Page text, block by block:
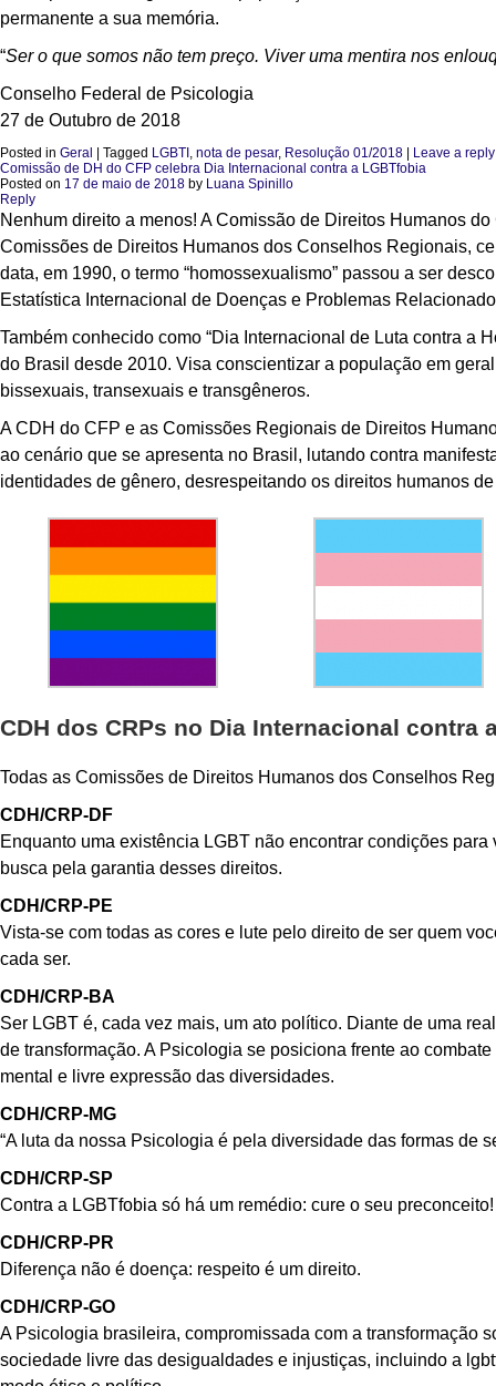
permanente a sua memória.
“Ser o que somos não tem preço. Viver uma mentira nos
Conselho Federal de Psicologia
27 de Outubro de 2018
Posted in Geral Tagged LGBTI , nota de pesar, Resolução 01/2018
Leave a reply
Comissão de DH do CFP celebra Dia Internacional contra a LGBTfobia
Posted on 17 de maio de 2018 by Luana Spinillo
Reply
Nenhum direito a menos! A Comissão de Direitos Humanos
Comissões de Direitos Humanos dos Conselhos Regionais,
data, em 1990, o termo “homossexualismo” passou a ser
Estatística Internacional de Doenças e Problemas
Também conhecido como “Dia Internacional de Luta contra a
do Brasil desde 2010. Visa conscientizar a população em
bissexuais, transexuais e transgêneros.
A CDH do CFP e as Comissões Regionais de Direitos
ao cenário que se apresenta no Brasil, lutando contra
identidades de gênero, desrespeitando os direitos humanos
CDH dos CRPs no Dia Internacional contra
Todas as Comissões de Direitos Humanos dos Conselhos
CDH/CRP-DF
Enquanto uma existência LGBT não encontrar condições
busca pela garantia desses direitos.
CDH/CRP-PE
Vista-se com todas as cores e lute pelo direito de ser quem
cada ser.
CDH/CRP-BA
Ser LGBT é, cada vez mais, um ato político. Diante de uma
de transformação. A Psicologia se posiciona frente ao
mental e livre expressão das diversidades.
CDH/CRP-MG
“A luta da nossa Psicologia é pela diversidade das formas de
CDH/CRP-SP
Contra a LGBTfobia só há um remédio: cure o seu preconceito!
CDH/CRP-PR
Diferença não é doença: respeito é um direito.
CDH/CRP-GO
A Psicologia brasileira, compromissada com a transformação
sociedade livre das desigualdades e injustiças, incluindo a